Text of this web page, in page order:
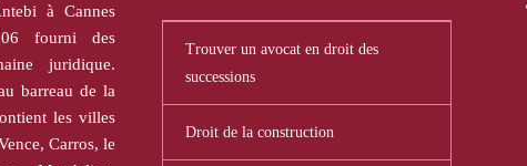
à Cannes
fourni des
juridique.
barreau de la
les villes
Carros, le
Trouver un avocat en droit des
successions
Droit de la construction